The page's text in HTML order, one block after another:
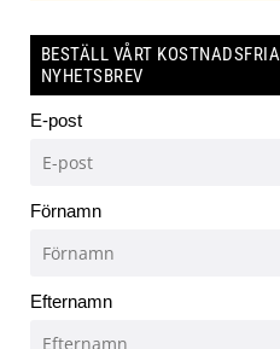
BESTÄLL VÅRT KOSTNADSFRIA
NYHETSBREV
E-post
Förnamn
Efternamn